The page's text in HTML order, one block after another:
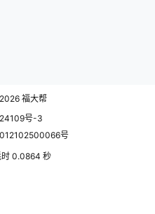
福大帮
号-3
号
0.0864 秒